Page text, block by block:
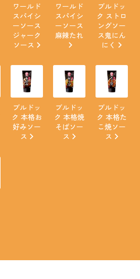
ワールド
スパイシ
ーソース
ジャーク
ソース
ワールド
スパイシ
ーソース
麻辣たれ
ブルドッ
ク ストロ
ングソー
ス鬼にん
にく
ブルドッ
ク 本格お
好みソー
ス
ブルドッ
ク 本格焼
そばソー
ス
ブルドッ
ク 本格た
こ焼ソー
ス